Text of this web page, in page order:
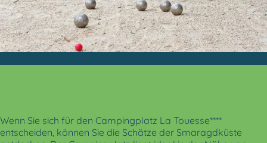
Wenn Sie sich für den Campingplatz La Touesse****
entscheiden, können Sie die Schätze der Smaragdküste